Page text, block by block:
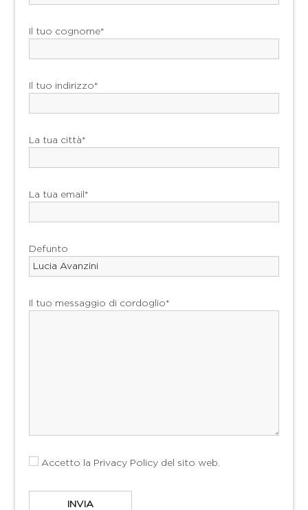
Il tuo cognome*
Il tuo indirizzo*
La tua città*
La tua email*
Defunto
Il tuo messaggio di cordoglio*
Accetto la Privacy Policy del sito web.